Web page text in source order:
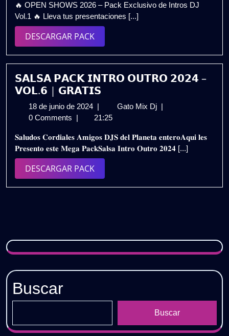
de
2026
–
DJ
Vol.1
🔥 OPEN SHOWS 2026 – Pack Exclusivo de Intros DJ
Vol.1 🔥 Lleva tus presentaciones [...]
DESCARGAR PACKDESCARGAR
PACK
𝗦𝗔𝗟𝗦𝗔 𝗣𝗔𝗖𝗞 𝗜𝗡𝗧𝗥𝗢 𝗢𝗨𝗧𝗥𝗢 𝟮𝟬𝟮𝟰 –
𝗩𝗢𝗟.𝟲 | 𝗚𝗥𝗔𝗧𝗜𝗦
18 de junio de 2024 18
de
de
2024
| Gato Mix Dj 𝗦𝗔𝗟𝗦𝗔
𝗢𝗨𝗧𝗥𝗢
𝟮𝟬𝟮𝟰
|
0 Comments | 21:25
𝐒𝐚𝐥𝐮𝐝𝐨𝐬 𝐂𝐨𝐫𝐝𝐢𝐚𝐥𝐞𝐬 𝐀𝐦𝐢𝐠𝐨𝐬 𝐃𝐉𝐒 𝐝𝐞𝐥 𝐏𝐥𝐚𝐧𝐞𝐭𝐚 𝐞𝐧𝐭𝐞𝐫𝐨𝐀𝐪𝐮𝐢 𝐥𝐞𝐬
𝐏𝐫𝐞𝐬𝐞𝐧𝐭𝐨 𝐞𝐬𝐭𝐞 𝐌𝐞𝐠𝐚 𝐏𝐚𝐜𝐤𝐒𝐚𝐥𝐬𝐚 𝐈𝐧𝐭𝐫𝐨 𝐎𝐮𝐭𝐫𝐨 𝟐𝟎𝟐𝟒 [...]
DESCARGAR PACKDESCARGAR
PACK
Buscar
Buscar